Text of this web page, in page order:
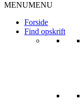
MENUMENU
Forside
Find opskrift